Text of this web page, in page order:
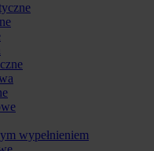
wypełnieniem